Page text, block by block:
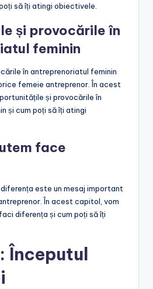
să îți atingi obiectivele.
și provocările în
feminin
în antreprenoriatul feminin
femeie antreprenor. În acest
și provocările în
și cum poți să îți atingi
face
este un mesaj important
În acest capitol, vom
diferența și cum poți să îți
Începutul